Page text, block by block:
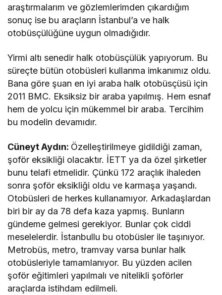
araştırmalarım ve gözlemlerimden çıkardığım
sonuç ise bu araçların İstanbul’a ve halk
otobüsçülüğüne uygun olmadığıdır.
Yirmi altı senedir halk otobüsçülük yapıyorum. Bu
süreçte bütün otobüsleri kullanma imkanımız oldu.
Bana göre şuan en iyi araba halk otobüsçüsü için
2011 BMC. Eksiksiz bir araba yapılmış. Hem esnaf
hem de yolcu için mükemmel bir araba. Tercihim
bu modelin devamıdır.
Cüneyt Aydın: Özelleştirilmeye gidildiği zaman,
şoför eksikliği olacaktır. İETT ya da özel şirketler
bunu telafi etmelidir. Çünkü 172 araçlık ihaleden
sonra şoför eksikliği oldu ve karmaşa yaşandı.
Otobüsleri de herkes kullanamıyor. Arkadaşlardan
biri bir ay da 78 defa kaza yapmış. Bunların
gündeme gelmesi gerekiyor. Bunlar çok ciddi
meselelerdir. İstanbullu bu otobüsler ile taşınıyor.
Metrobüs, metro, tramvay varsa bunlar halk
otobüsleriyle tamamlanıyor. Bu yüzden acilen
şoför eğitimleri yapılmalı ve nitelikli şoförler
araçlarda istihdam edilmeli.